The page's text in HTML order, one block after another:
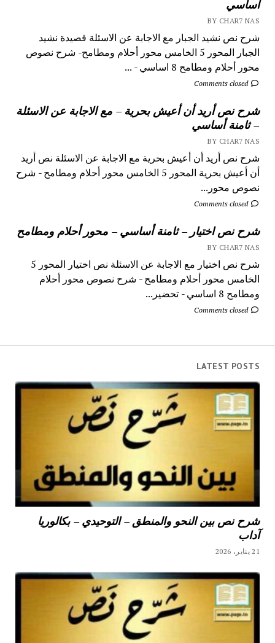
اساسي
BY CHAR7 NAS
شرح نص نشيد الجبار مع الاجابة عن الاسئلة قصيدة نشيد
الجبار المحور 5 الخامس محور أحلام ومطامح- شرح نصوص
محور أحلام ومطامح 8 اساسي - ...
Comments closed
شرح نص أريد أن أعيش بحرية – مع الاجابة عن الاسئلة
– ثامنة أساسي
BY CHAR7 NAS
شرح نص أريد أن أعيش بحرية مع الاجابة عن الاسئلة نص أريد
أن أعيش بحرية المحور 5 الخامس محور أحلام ومطامح - شرح
نصوص محور...
Comments closed
شرح نص اختيار – ثامنة أساسي – محور أحلام ومطامح
BY CHAR7 NAS
شرح نص اختيار مع الاجابة عن الاسئلة نص اختيار المحور 5
الخامس محور أحلام ومطامح - شرح نصوص محور أحلام
ومطامح 8 اساسي - تحضير...
Comments closed
LATEST POSTS
شرح نص بين النحو والمنطق – التوحيدي – بكالوريا
آداب
21 يناير، 2026